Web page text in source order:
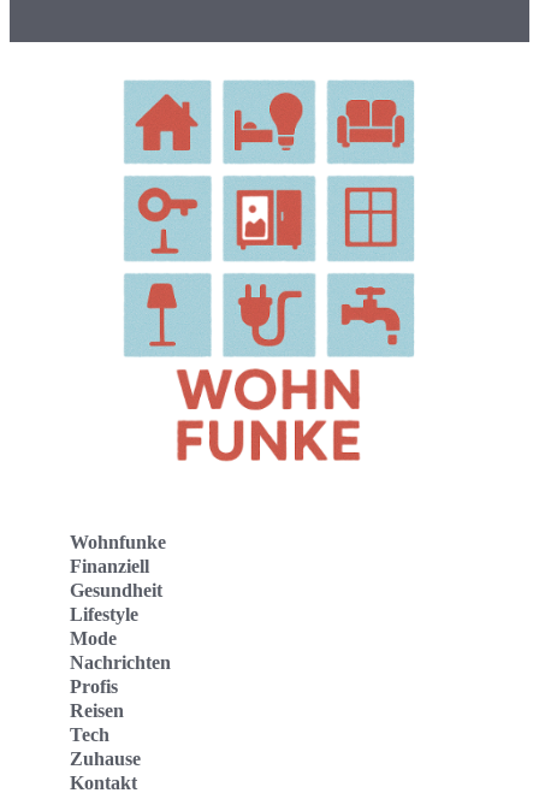
Wohnfunke
Finanziell
Gesundheit
Lifestyle
Mode
Nachrichten
Profis
Reisen
Tech
Zuhause
Kontakt